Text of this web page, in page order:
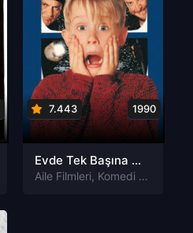
Suç Filmleri
7.443 1990
Evde Tek Başına Home Alone Türkçe Dublaj izle
Aile Filmleri, Komedi Filmleri